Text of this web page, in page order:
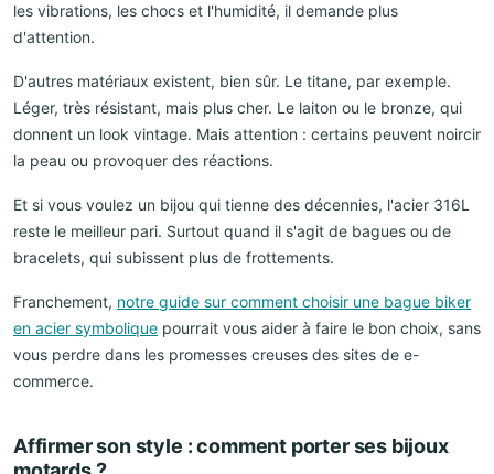
les vibrations, les chocs et l'humidité, il demande plus
d'attention.
D'autres matériaux existent, bien sûr. Le titane, par exemple.
Léger, très résistant, mais plus cher. Le laiton ou le bronze, qui
donnent un look vintage. Mais attention : certains peuvent noircir
la peau ou provoquer des réactions.
Et si vous voulez un bijou qui tienne des décennies, l'acier 316L
reste le meilleur pari. Surtout quand il s'agit de bagues ou de
bracelets, qui subissent plus de frottements.
Franchement, notre guide sur comment choisir une bague biker
en acier symbolique pourrait vous aider à faire le bon choix, sans
vous perdre dans les promesses creuses des sites de e-
commerce.
Affirmer son style : comment porter ses bijoux